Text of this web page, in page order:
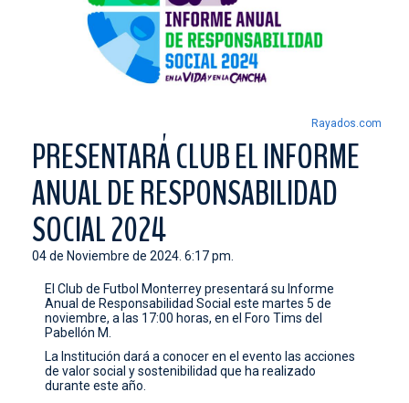
FUERZAS BÁSICAS
RESPONSABILIDAD SOCIAL
TIENDA
ESTADIO
PRENSA
CONTACTO
Rayados.com
PRESENTARÁ CLUB EL INFORME
ANUAL DE RESPONSABILIDAD
SOCIAL 2024
04 de Noviembre de 2024. 6:17 pm.
El Club de Futbol Monterrey presentará su Informe
Anual de Responsabilidad Social este martes 5 de
noviembre, a las 17:00 horas, en el Foro Tims del
Pabellón M.
La Institución dará a conocer en el evento las acciones
de valor social y sostenibilidad que ha realizado
durante este año.